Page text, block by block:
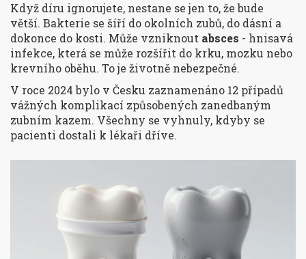
Když díru ignorujete, nestane se jen to, že bude
větší. Bakterie se šíří do okolních zubů, do dásní a
dokonce do kosti. Může vzniknout absces - hnisavá
infekce, která se může rozšířit do krku, mozku nebo
krevního oběhu. To je životně nebezpečné.
V roce 2024 bylo v Česku zaznamenáno 12 případů
vážných komplikací způsobených zanedbaným
zubním kazem. Všechny se vyhnuly, kdyby se
pacienti dostali k lékaři dříve.